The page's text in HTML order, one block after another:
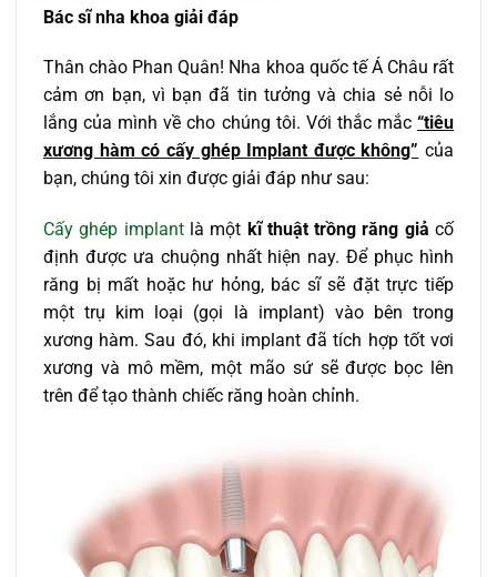
Bác sĩ nha khoa giải đáp
Thân chào Phan Quân! Nha khoa quốc tế Á Châu rất
cảm ơn bạn, vì bạn đã tin tưởng và chia sẻ nỗi lo
lắng của mình về cho chúng tôi. Với thắc mắc “tiêu
xương hàm có cấy ghép Implant được không” của
bạn, chúng tôi xin được giải đáp như sau:
Cấy ghép implantlà một kĩ thuật trồng răng giả cố
định được ưa chuộng nhất hiện nay. Để phục hình
răng bị mất hoặc hư hỏng, bác sĩ sẽ đặt trực tiếp
một trụ kim loại (gọi là implant) vào bên trong
xương hàm. Sau đó, khi implant đã tích hợp tốt vơi
xương và mô mềm, một mão sứ sẽ được bọc lên
trên để tạo thành chiếc răng hoàn chỉnh.